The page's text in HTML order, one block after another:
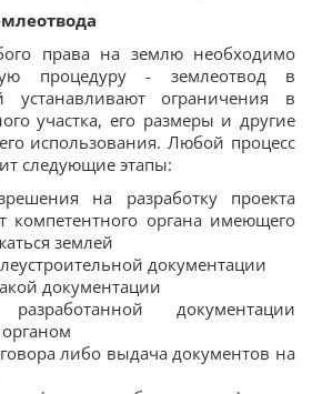
права на землю необходимо
процедуру - землеотвод в
устанавливают ограничения в
участка, его размеры и другие
использования. Любой процесс
следующие этапы:
на разработку проекта
компетентного органа имеющего
землей
документации
документации
документации
либо выдача документов на